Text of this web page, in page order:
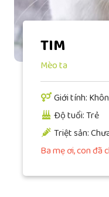
TIM
Mèo ta
Giới tính:
Độ tuổi: Trẻ
Triệt sản:
Ba mẹ ơi, con đã